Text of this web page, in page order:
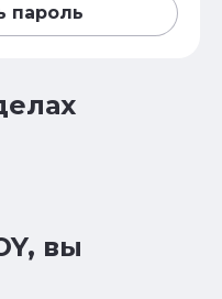
пароль
вы